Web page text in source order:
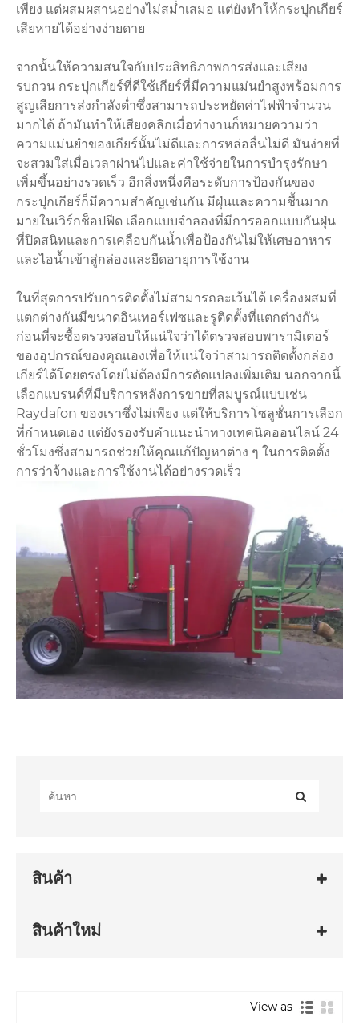
เพียง แต่ผสมผสานอย่างไม่สม่ำเสมอ แต่ยังทำให้กระปุกเกียร์
เสียหายได้อย่างง่ายดาย
จากนั้นให้ความสนใจกับประสิทธิภาพการส่งและเสียง
รบกวน กระปุกเกียร์ที่ดีใช้เกียร์ที่มีความแม่นยำสูงพร้อมการ
สูญเสียการส่งกำลังต่ำซึ่งสามารถประหยัดค่าไฟฟ้าจำนวน
มากได้ ถ้ามันทำให้เสียงคลิกเมื่อทำงานก็หมายความว่า
ความแม่นยำของเกียร์นั้นไม่ดีและการหล่อลื่นไม่ดี มันง่ายที่
จะสวมใส่เมื่อเวลาผ่านไปและค่าใช้จ่ายในการบำรุงรักษา
เพิ่มขึ้นอย่างรวดเร็ว อีกสิ่งหนึ่งคือระดับการป้องกันของ
กระปุกเกียร์ก็มีความสำคัญเช่นกัน มีฝุ่นและความชื้นมาก
มายในเวิร์กช็อปฟีด เลือกแบบจำลองที่มีการออกแบบกันฝุ่น
ที่ปิดสนิทและการเคลือบกันน้ำเพื่อป้องกันไม่ให้เศษอาหาร
และไอน้ำเข้าสู่กล่องและยืดอายุการใช้งาน
ในที่สุดการปรับการติดตั้งไม่สามารถละเว้นได้ เครื่องผสมที่
แตกต่างกันมีขนาดอินเทอร์เฟซและรูติดตั้งที่แตกต่างกัน
ก่อนที่จะซื้อตรวจสอบให้แน่ใจว่าได้ตรวจสอบพารามิเตอร์
ของอุปกรณ์ของคุณเองเพื่อให้แน่ใจว่าสามารถติดตั้งกล่อง
เกียร์ได้โดยตรงโดยไม่ต้องมีการดัดแปลงเพิ่มเติม นอกจากนี้
เลือกแบรนด์ที่มีบริการหลังการขายที่สมบูรณ์แบบเช่น
Raydafon ของเราซึ่งไม่เพียง แต่ให้บริการโซลูชั่นการเลือก
ที่กำหนดเอง แต่ยังรองรับคำแนะนำทางเทคนิคออนไลน์ 24
ชั่วโมงซึ่งสามารถช่วยให้คุณแก้ปัญหาต่าง ๆ ในการติดตั้ง
การว่าจ้างและการใช้งานได้อย่างรวดเร็ว
สินค้า
สินค้าใหม่
View as